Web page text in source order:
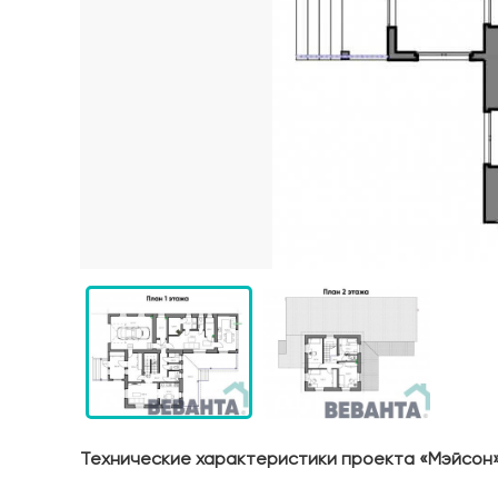
Технические характеристики проекта